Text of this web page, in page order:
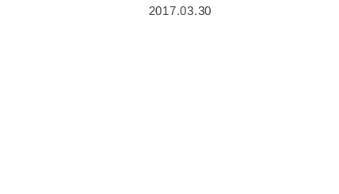
2017.03.30